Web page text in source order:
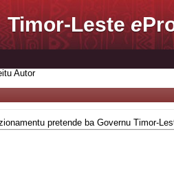
Timor-Lestee
Autor
pretende ba Governu Timor-